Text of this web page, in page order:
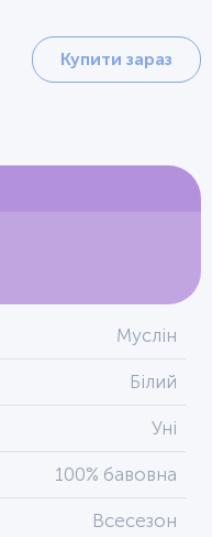
Купити зараз
Муслін
Білий
Уні
100% бавовна
Всесезон